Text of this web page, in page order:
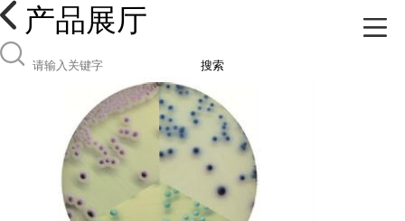
产品展厅
搜索